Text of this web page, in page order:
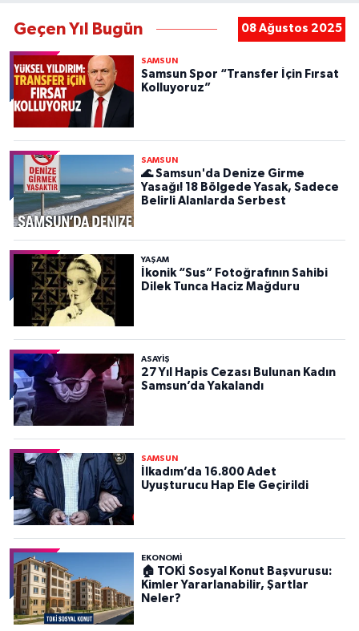
Geçen Yıl Bugün 08 Ağustos 2025
SAMSUN
Samsun Spor “Transfer İçin Fırsat
Kolluyoruz”
SAMSUN
🌊 Samsun'da Denize Girme
Yasağı! 18 Bölgede Yasak, Sadece
Belirli Alanlarda Serbest
YAŞAM
İkonik “Sus” Fotoğrafının Sahibi
Dilek Tunca Haciz Mağduru
ASAYIŞ
27 Yıl Hapis Cezası Bulunan Kadın
Samsun’da Yakalandı
SAMSUN
İlkadım’da 16.800 Adet
Uyuşturucu Hap Ele Geçirildi
EKONOMİ
🏠 TOKİ Sosyal Konut Başvurusu:
Kimler Yararlanabilir, Şartlar
Neler?